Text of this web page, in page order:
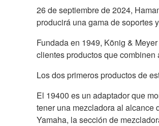
26 de septiembre de 2024,
producirá una gama de soportes
Fundada en 1949, König &
clientes productos que
Los dos primeros productos de
El 19400 es un adaptador que
tener una mezcladora al alcance
Yamaha, la sección de